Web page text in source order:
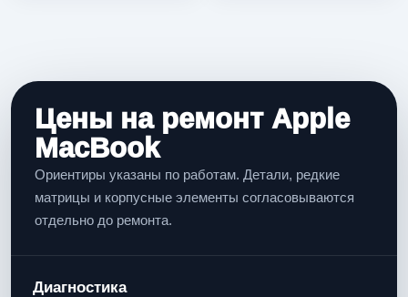
Цены на ремонт Apple
MacBook
Ориентиры указаны по работам. Детали, редкие
матрицы и корпусные элементы согласовываются
отдельно до ремонта.
Диагностика